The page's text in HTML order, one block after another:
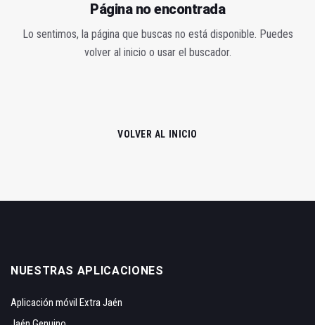
Página no encontrada
Lo sentimos, la página que buscas no está disponible. Puedes
volver al inicio o usar el buscador.
VOLVER AL INICIO
NUESTRAS APLICACIONES
Aplicación móvil Extra Jaén